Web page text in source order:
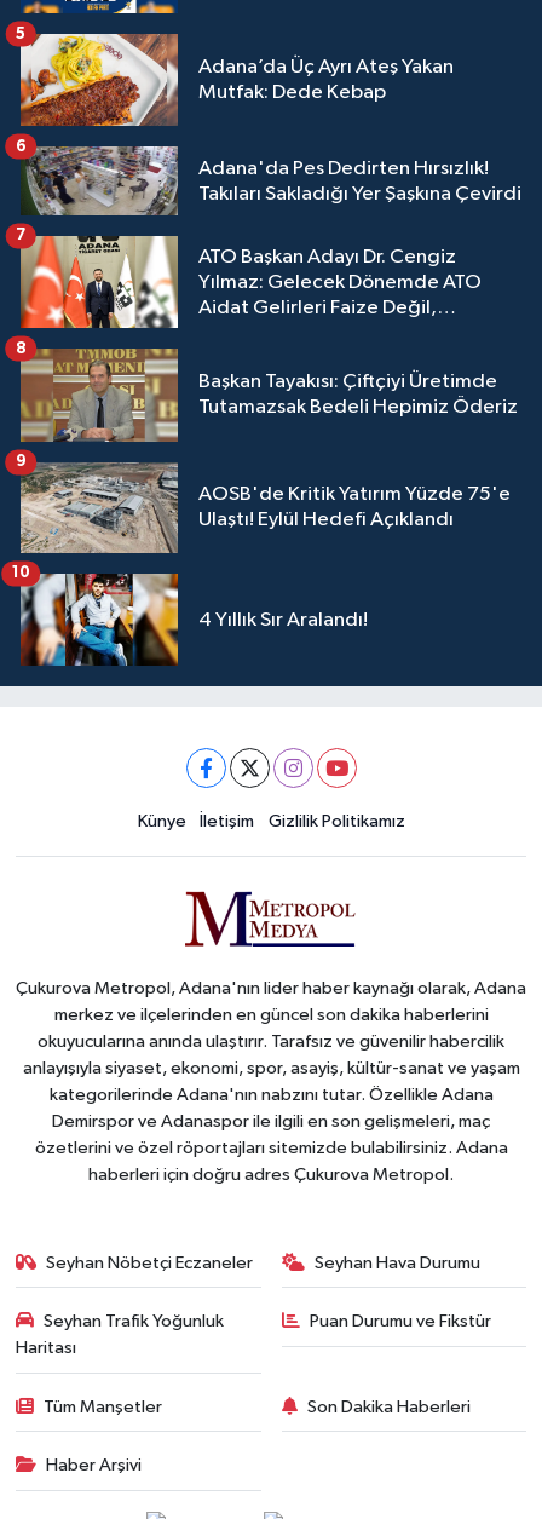
Adana’da Üç Ayrı Ateş Yakan
Mutfak: Dede Kebap
5
Adana'da Pes Dedirten Hırsızlık!
Takıları Sakladığı Yer Şaşkına Çevirdi
6
ATO Başkan Adayı Dr. Cengiz
Yılmaz: Gelecek Dönemde ATO
Aidat Gelirleri Faize Değil,
7
Başkan Tayakısı: Çiftçiyi Üretimde
Tutamazsak Bedeli Hepimiz Öderiz
8
AOSB'de Kritik Yatırım Yüzde 75'e
Ulaştı! Eylül Hedefi Açıklandı
9
4 Yıllık Sır Aralandı!
10
Künye İletişim Gizlilik Politikamız
Çukurova Metropol, Adana'nın lider haber kaynağı olarak, Adana
merkez ve ilçelerinden en güncel son dakika haberlerini
okuyucularına anında ulaştırır. Tarafsız ve güvenilir habercilik
anlayışıyla siyaset, ekonomi, spor, asayiş, kültür-sanat ve yaşam
kategorilerinde Adana'nın nabzını tutar. Özellikle Adana
Demirspor ve Adanaspor ile ilgili en son gelişmeleri, maç
özetlerini ve özel röportajları sitemizde bulabilirsiniz. Adana
haberleri için doğru adres Çukurova Metropol.
Seyhan Nöbetçi Eczaneler Seyhan Hava Durumu
Seyhan Trafik Yoğunluk
Haritası
Puan Durumu ve Fikstür
Tüm Manşetler Son Dakika Haberleri
Haber Arşivi